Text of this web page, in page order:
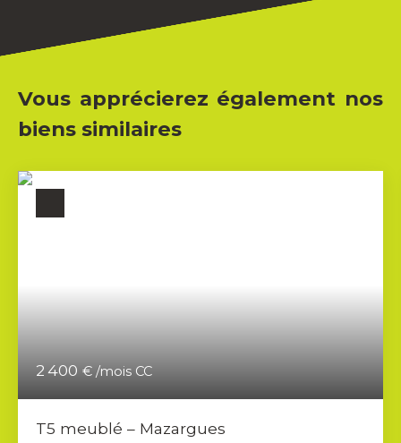
Vous apprécierez également nos
biens similaires
2 400 € /mois CC
T5 meublé – Mazargues